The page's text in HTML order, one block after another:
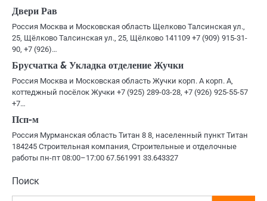
Двери Рав
Россия Москва и Московская область Щелково Талсинская ул.,
25, Щёлково Талсинская ул., 25, Щёлково 141109 +7 (909) 915-31-
90, +7 (926)…
Брусчатка & Укладка отделение Жучки
Россия Москва и Московская область Жучки корп. А корп. А,
коттеджный посёлок Жучки +7 (925) 289-03-28, +7 (926) 925-55-57
+7…
Псп-м
Россия Мурманская область Титан 8 8, населенный пункт Титан
184245 Строительная компания, Строительные и отделочные
работы пн-пт 08:00–17:00 67.561991 33.643327
Поиск